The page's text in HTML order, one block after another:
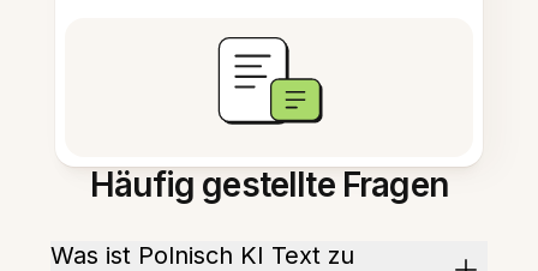
Häufig gestellte Fragen
Was ist Polnisch KI Text zu